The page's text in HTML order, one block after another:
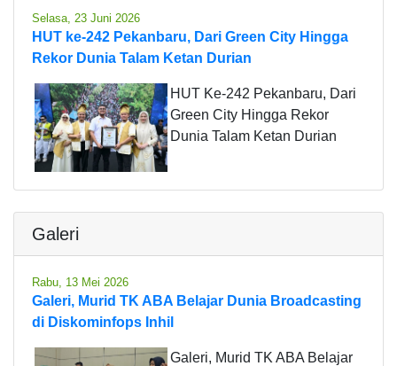
Selasa, 23 Juni 2026
HUT ke-242 Pekanbaru, Dari Green City Hingga
Rekor Dunia Talam Ketan Durian
HUT Ke-242 Pekanbaru, Dari
Green City Hingga Rekor
Dunia Talam Ketan Durian
Galeri
Rabu, 13 Mei 2026
Galeri, Murid TK ABA Belajar Dunia Broadcasting
di Diskominfops Inhil
Galeri, Murid TK ABA Belajar